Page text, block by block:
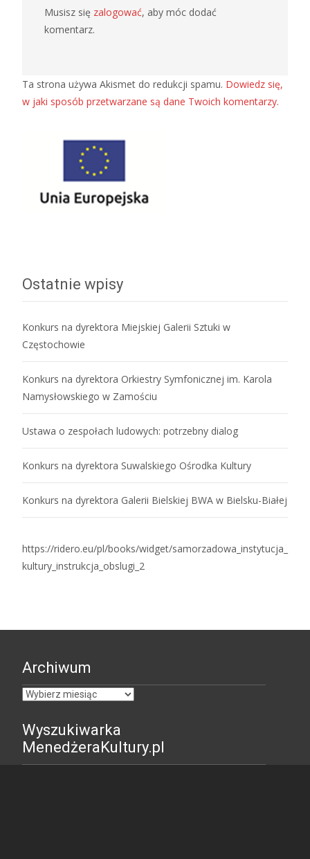
Musisz się zalogować, aby móc dodać
komentarz.
Ta strona używa Akismet do redukcji spamu. Dowiedz się,
w jaki sposób przetwarzane są dane Twoich komentarzy.
Ostatnie wpisy
Konkurs na dyrektora Miejskiej Galerii Sztuki w
Częstochowie
Konkurs na dyrektora Orkiestry Symfonicznej im. Karola
Namysłowskiego w Zamościu
Ustawa o zespołach ludowych: potrzebny dialog
Konkurs na dyrektora Suwalskiego Ośrodka Kultury
Konkurs na dyrektora Galerii Bielskiej BWA w Bielsku-Białej
https://ridero.eu/pl/books/widget/samorzadowa_instytucja_
kultury_instrukcja_obslugi_2
Archiwum
Archiwum
Wyszukiwarka
MenedżeraKultury.pl